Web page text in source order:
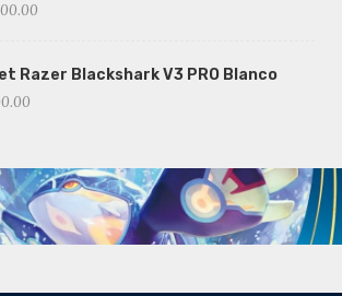
Razer Blackshark V3 PRO Blanco